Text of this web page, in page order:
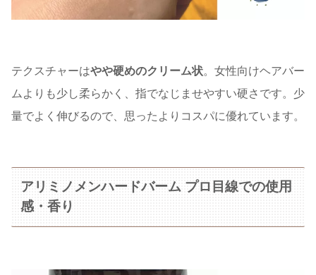
テクスチャーはやや硬めのクリーム状。女性向けヘアバー
ムよりも少し柔らかく、指でなじませやすい硬さです。少
量でよく伸びるので、思ったよりコスパに優れています。
アリミノメンハードバーム プロ目線での使用
感・香り